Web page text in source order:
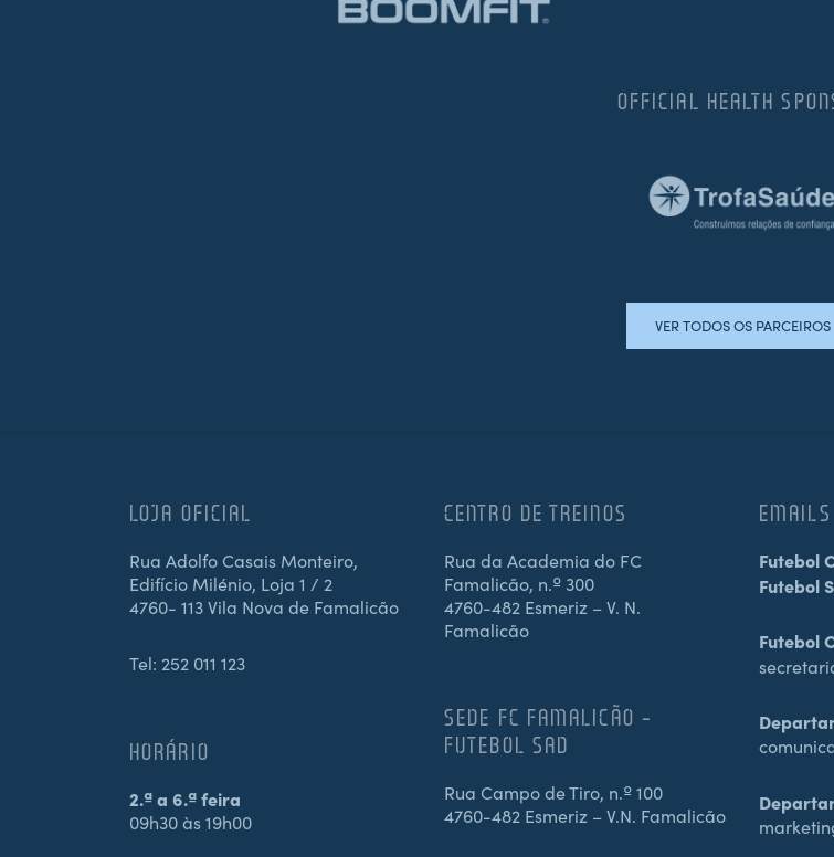
OFFICIAL HEALTH
VER TODOS OS PARCEIROS
LOJA OFICIAL
Rua Adolfo Casais Monteiro,
Edifício Milénio, Loja 1 / 2
4760- 113 Vila Nova de Famalicão
Tel: 252 011 123
HORÁRIO
2.ª a 6.ª feira
09h30 às 19h00
CENTRO DE TREINOS
Rua da Academia do FC
Famalicão, n.º 300
4760-482 Esmeriz – V. N.
Famalicão
SEDE FC FAMALICÃO –
FUTEBOL SAD
Rua Campo de Tiro, n.º 100
4760-482 Esmeriz – V.N. Famalicão
EMAILS
Futebol
Futebol
Futebol